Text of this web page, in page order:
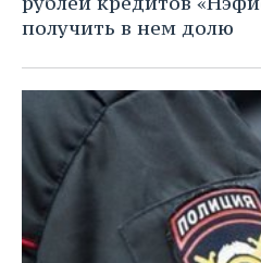
получить в нем долю